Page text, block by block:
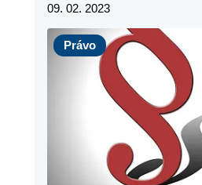
09. 02. 2023
Právo
Právo